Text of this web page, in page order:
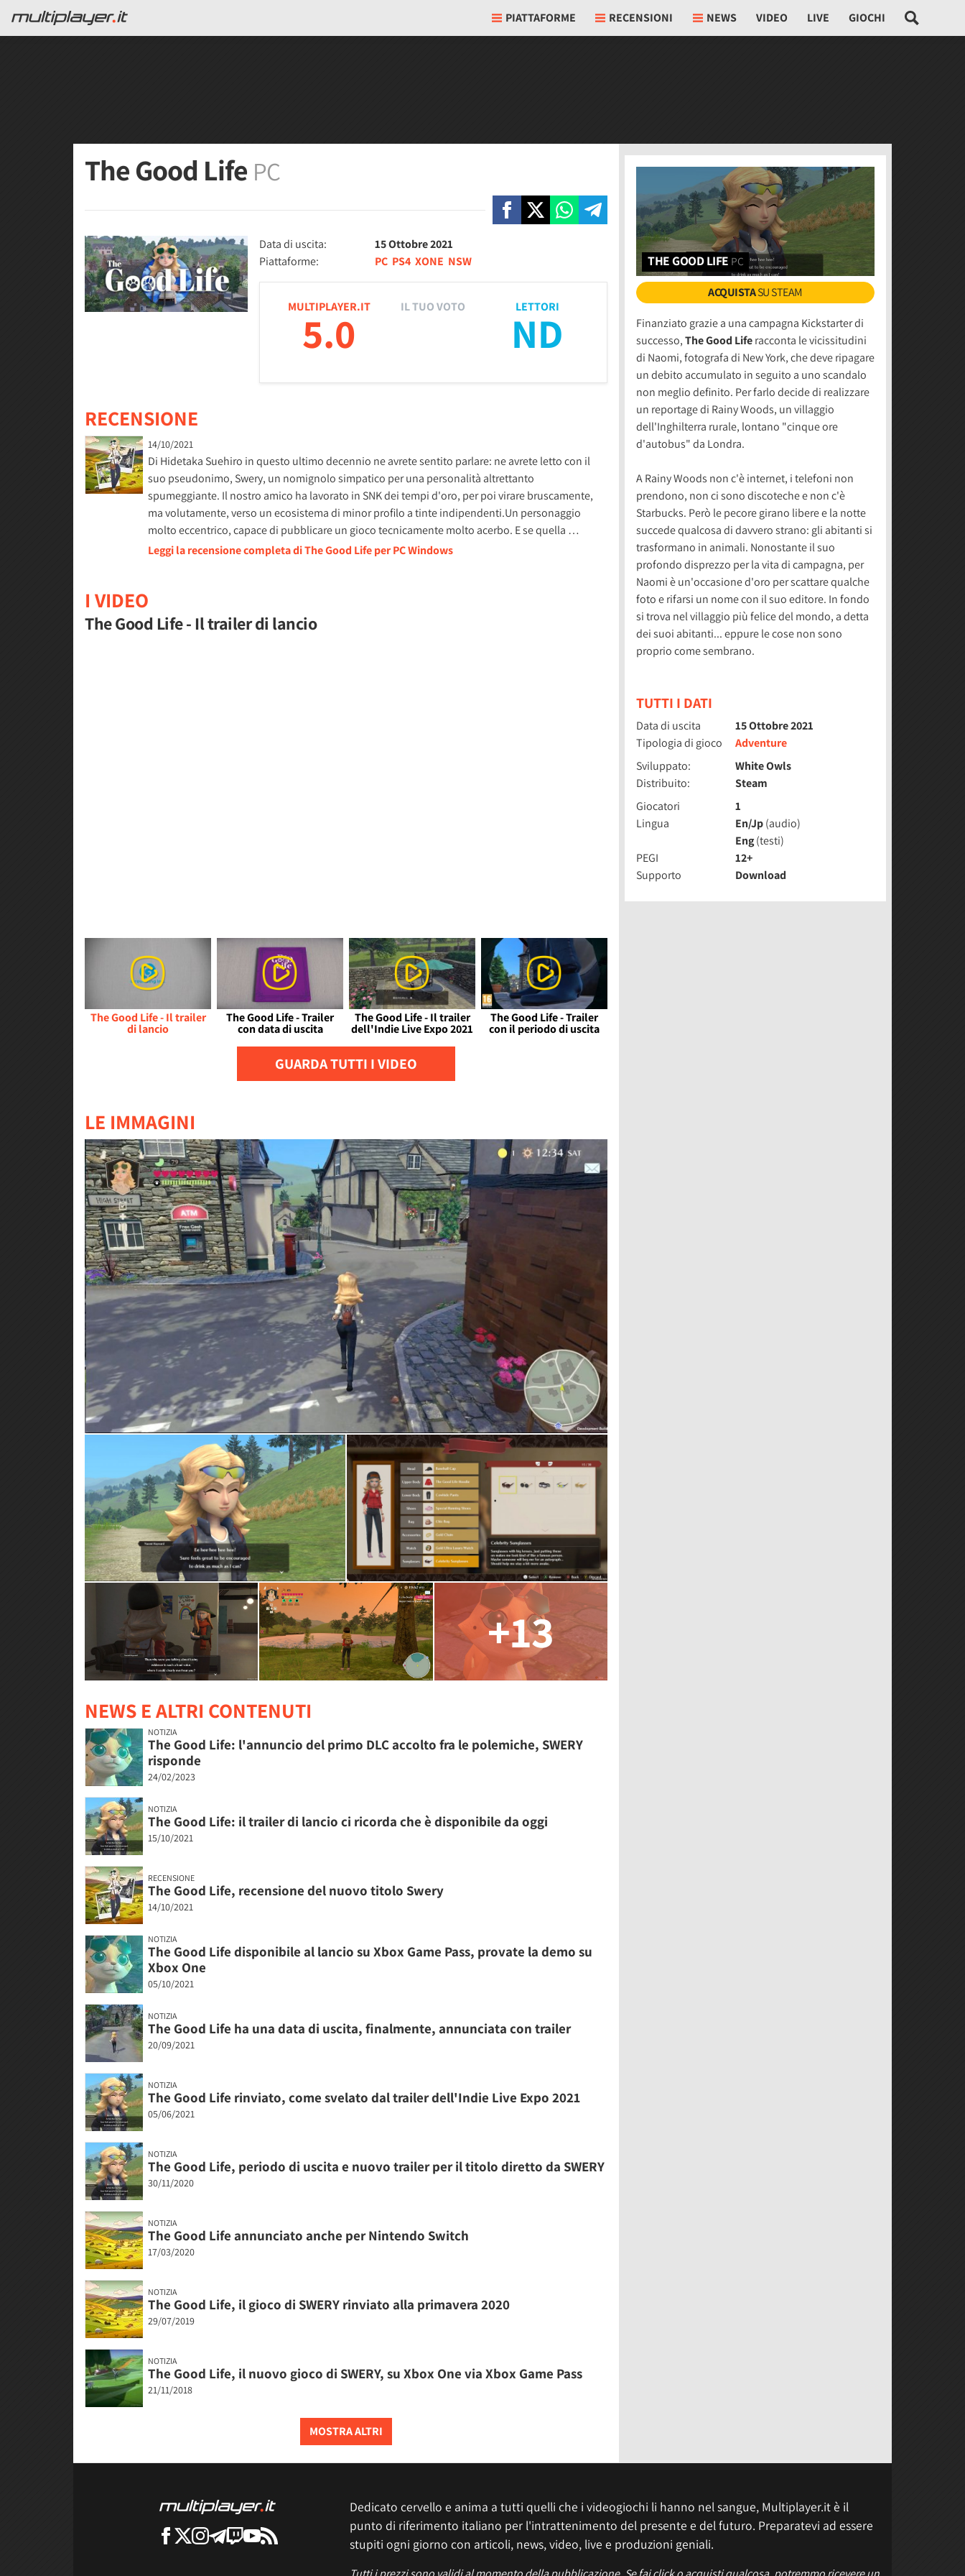
PIATTAFORME RECENSIONI NEWS VIDEO LIVE GIOCHI
The Good Life PC
Data di uscita:
15 Ottobre 2021
Piattaforme:
PC PS4 XONE NSW
MULTIPLAYER.IT
5.0
LETTORI
ND
IL TUO VOTO
RECENSIONE
14/10/2021
Di Hidetaka Suehiro in questo ultimo decennio ne avrete sentito parlare: ne avrete letto con il
suo pseudonimo, Swery, un nomignolo simpatico per una personalità altrettanto
spumeggiante. Il nostro amico ha lavorato in SNK dei tempi d'oro, per poi virare bruscamente,
ma volutamente, verso un ecosistema di minor profilo a tinte indipendenti.Un personaggio
molto eccentrico, capace di pubblicare un gioco tecnicamente molto acerbo. E se quella …
Leggi la recensione completa di The Good Life per PC Windows
I VIDEO
The Good Life - Il trailer di lancio
The Good Life - Il trailer
di lancio
The Good Life - Trailer
con data di uscita
The Good Life - Il trailer
dell'Indie Live Expo 2021
The Good Life - Trailer
con il periodo di uscita
GUARDA TUTTI I VIDEO
LE IMMAGINI
+13
NEWS E ALTRI CONTENUTI
NOTIZIA
The Good Life: l'annuncio del primo DLC accolto fra le polemiche, SWERY
risponde
24/02/2023
NOTIZIA
The Good Life: il trailer di lancio ci ricorda che è disponibile da oggi
15/10/2021
RECENSIONE
The Good Life, recensione del nuovo titolo Swery
14/10/2021
NOTIZIA
The Good Life disponibile al lancio su Xbox Game Pass, provate la demo su
Xbox One
05/10/2021
NOTIZIA
The Good Life ha una data di uscita, finalmente, annunciata con trailer
20/09/2021
NOTIZIA
The Good Life rinviato, come svelato dal trailer dell'Indie Live Expo 2021
05/06/2021
NOTIZIA
The Good Life, periodo di uscita e nuovo trailer per il titolo diretto da SWERY
30/11/2020
NOTIZIA
The Good Life annunciato anche per Nintendo Switch
17/03/2020
NOTIZIA
The Good Life, il gioco di SWERY rinviato alla primavera 2020
29/07/2019
NOTIZIA
The Good Life, il nuovo gioco di SWERY, su Xbox One via Xbox Game Pass
21/11/2018
MOSTRA ALTRI
THE GOOD LIFE PC
ACQUISTASU STEAM
Finanziato grazie a una campagna Kickstarter di
successo,The Good Liferacconta le vicissitudini
di Naomi, fotografa di New York, che deve ripagare
un debito accumulato in seguito a uno scandalo
non meglio definito. Per farlo decide di realizzare
un reportage di Rainy Woods, un villaggio
dell'Inghilterra rurale, lontano "cinque ore
d'autobus" da Londra.
A Rainy Woods non c'è internet, i telefoni non
prendono, non ci sono discoteche e non c'è
Starbucks. Però le pecore girano libere e la notte
succede qualcosa di davvero strano: gli abitanti si
trasformano in animali. Nonostante il suo
profondo disprezzo per la vita di campagna, per
Naomi è un'occasione d'oro per scattare qualche
foto e rifarsi un nome con il suo editore. In fondo
si trova nel villaggio più felice del mondo, a detta
dei suoi abitanti... eppure le cose non sono
proprio come sembrano.
TUTTI I DATI
Data di uscita
15 Ottobre 2021
Tipologia di gioco
Adventure
Sviluppato:
White Owls
Distribuito:
Steam
Giocatori
1
Lingua
En/Jp(audio)
Eng(testi)
PEGI
12+
Supporto
Download
Dedicato cervello e anima a tutti quelli che i videogiochi li hanno nel sangue, Multiplayer.it è il
punto di riferimento italiano per l'intrattenimento del presente e del futuro. Preparatevi ad essere
stupiti ogni giorno con articoli, news, video, live e produzioni geniali.